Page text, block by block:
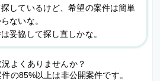
しているけど、希望の案件は簡単
ないな。
妥協して探し直しかな。
よくありませんか？
の85%以上は非公開案件です。